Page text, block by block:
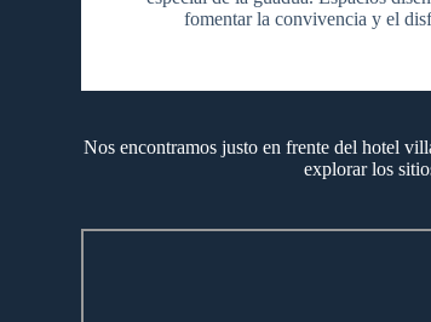
fomentar la convivencia y el
Nos encontramos justo en frente del hotel
explorar los